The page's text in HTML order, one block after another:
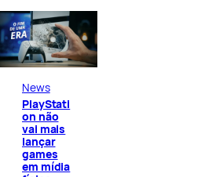
News
PlayStati
on não
vai mais
lançar
games
em mídia